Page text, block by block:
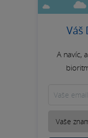
Váš
A navíc,